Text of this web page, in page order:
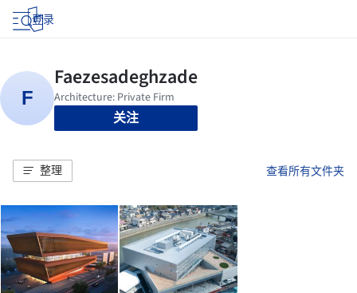
登录
关注
整理 查看所有文件夹